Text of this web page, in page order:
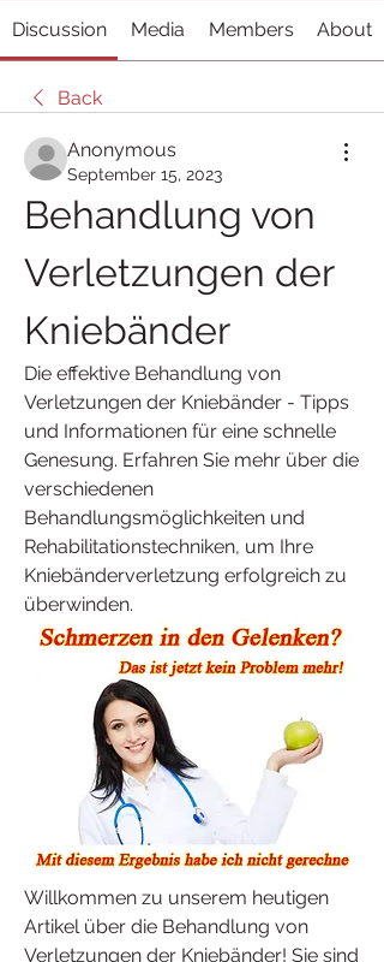
Discussion Media Members About
Back
Anonymous
September 15, 2023
Behandlung von
Verletzungen der
Kniebänder
Die effektive Behandlung von
Verletzungen der Kniebänder - Tipps
und Informationen für eine schnelle
Genesung. Erfahren Sie mehr über die
verschiedenen
Behandlungsmöglichkeiten und
Rehabilitationstechniken, um Ihre
Kniebänderverletzung erfolgreich zu
überwinden.
Willkommen zu unserem heutigen
Artikel über die Behandlung von
Verletzungen der Kniebänder! Sie sind